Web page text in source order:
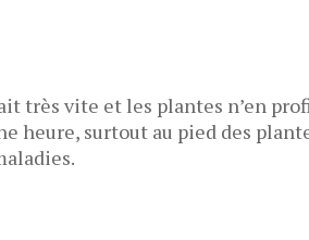
très vite et les plantes n’en
heure, surtout au pied des